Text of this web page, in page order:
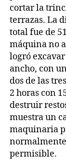
cortar la
terrazas. La
total fue de
máquina no
logró
ancho, con
dos de las
2 horas con
destruir
muestra un
maquinaria
permisible.